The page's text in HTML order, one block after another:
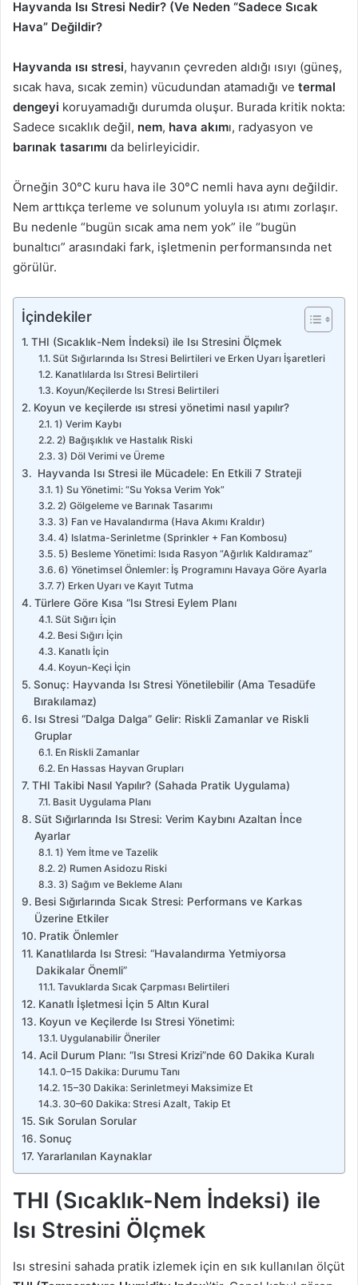
e
Hayvanda Isı Stresi Nedir? (Ve Neden “Sadece Sıcak
Hava” Değildir?
Hayvanda ısı stresi, hayvanın çevreden aldığı ısıyı (güneş,
sıcak hava, sıcak zemin) vücudundan atamadığı ve termal
dengeyi koruyamadığı durumda oluşur. Burada kritik nokta:
Sadece sıcaklık değil, nem, hava akımı, radyasyon ve
barınak tasarımı da belirleyicidir.
Örneğin 30°C kuru hava ile 30°C nemli hava aynı değildir.
Nem arttıkça terleme ve solunum yoluyla ısı atımı zorlaşır.
Bu nedenle “bugün sıcak ama nem yok” ile “bugün
bunaltıcı” arasındaki fark, işletmenin performansında net
görülür.
İçindekiler
THI (Sıcaklık-Nem İndeksi) ile Isı Stresini Ölçmek
Süt Sığırlarında Isı Stresi Belirtileri ve Erken Uyarı İşaretleri
Kanatlılarda Isı Stresi Belirtileri
Koyun/Keçilerde Isı Stresi Belirtileri
Koyun ve keçilerde ısı stresi yönetimi nasıl yapılır?
1) Verim Kaybı
2) Bağışıklık ve Hastalık Riski
3) Döl Verimi ve Üreme
Hayvanda Isı Stresi ile Mücadele: En Etkili 7 Strateji
1) Su Yönetimi: “Su Yoksa Verim Yok”
2) Gölgeleme ve Barınak Tasarımı
3) Fan ve Havalandırma (Hava Akımı Kraldır)
4) Islatma-Serinletme (Sprinkler + Fan Kombosu)
5) Besleme Yönetimi: Isıda Rasyon “Ağırlık Kaldıramaz”
6) Yönetimsel Önlemler: İş Programını Havaya Göre Ayarla
7) Erken Uyarı ve Kayıt Tutma
Türlere Göre Kısa “Isı Stresi Eylem Planı
Süt Sığırı İçin
Besi Sığırı İçin
Kanatlı İçin
Koyun-Keçi İçin
Sonuç: Hayvanda Isı Stresi Yönetilebilir (Ama Tesadüfe
Bırakılamaz)
Isı Stresi “Dalga Dalga” Gelir: Riskli Zamanlar ve Riskli
Gruplar
En Riskli Zamanlar
En Hassas Hayvan Grupları
THI Takibi Nasıl Yapılır? (Sahada Pratik Uygulama)
Basit Uygulama Planı
Süt Sığırlarında Isı Stresi: Verim Kaybını Azaltan İnce
Ayarlar
1) Yem İtme ve Tazelik
2) Rumen Asidozu Riski
3) Sağım ve Bekleme Alanı
Besi Sığırlarında Sıcak Stresi: Performans ve Karkas
Üzerine Etkiler
Pratik Önlemler
Kanatlılarda Isı Stresi: “Havalandırma Yetmiyorsa
Dakikalar Önemli”
Tavuklarda Sıcak Çarpması Belirtileri
Kanatlı İşletmesi İçin 5 Altın Kural
Koyun ve Keçilerde Isı Stresi Yönetimi:
Uygulanabilir Öneriler
Acil Durum Planı: “Isı Stresi Krizi”nde 60 Dakika Kuralı
0–15 Dakika: Durumu Tanı
15–30 Dakika: Serinletmeyi Maksimize Et
30–60 Dakika: Stresi Azalt, Takip Et
Sık Sorulan Sorular
Sonuç
Yararlanılan Kaynaklar
THI (Sıcaklık-Nem İndeksi) ile
Isı Stresini Ölçmek
Isı stresini sahada pratik izlemek için en sık kullanılan ölçüt